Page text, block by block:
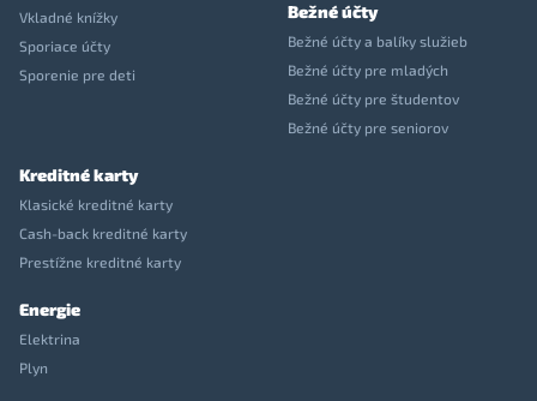
Vkladné knížky
Sporiace účty
Sporenie pre deti
Bežné účty
Bežné účty a balíky služieb
Bežné účty pre mladých
Bežné účty pre študentov
Bežné účty pre seniorov
Kreditné karty
Klasické kreditné karty
Cash-back kreditné karty
Prestížne kreditné karty
Energie
Elektrina
Plyn